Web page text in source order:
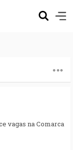
vagas na Comarca